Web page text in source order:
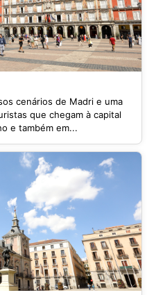
cenários de Madri e uma
que chegam à capital
e também em...